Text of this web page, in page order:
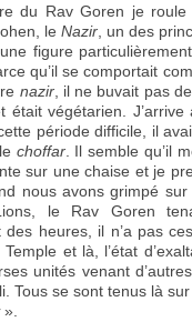
du Rav Goren je
le Nazir , un des
figure
qu’il se comportait
nazir, il ne buvait pas
était végétarien. J’arrive
période difficile, il
choffar. Il semble qu’il
sur une chaise et je
nous avons grimpé sur
le Rav Goren
heures, il n’a pas
et là, l’état
unités venant
Tous se sont tenus là
».